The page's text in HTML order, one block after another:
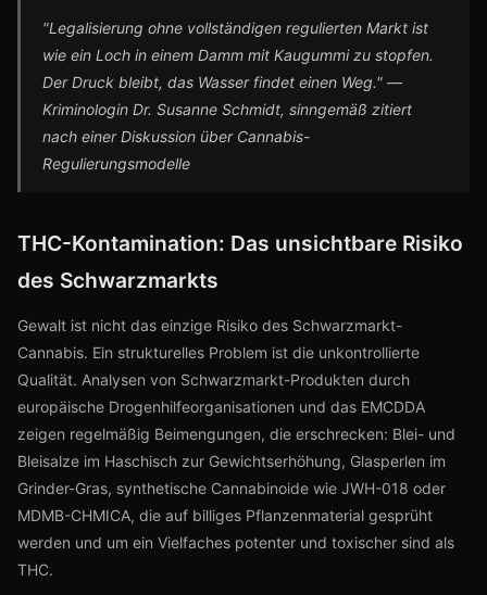
"Legalisierung ohne vollständigen regulierten Markt ist
wie ein Loch in einem Damm mit Kaugummi zu stopfen.
Der Druck bleibt, das Wasser findet einen Weg." —
Kriminologin Dr. Susanne Schmidt, sinngemäß zitiert
nach einer Diskussion über Cannabis-
Regulierungsmodelle
THC-Kontamination: Das unsichtbare Risiko
des Schwarzmarkts
Gewalt ist nicht das einzige Risiko des Schwarzmarkt-
Cannabis. Ein strukturelles Problem ist die unkontrollierte
Qualität. Analysen von Schwarzmarkt-Produkten durch
europäische Drogenhilfeorganisationen und das EMCDDA
zeigen regelmäßig Beimengungen, die erschrecken: Blei- und
Bleisalze im Haschisch zur Gewichtserhöhung, Glasperlen im
Grinder-Gras, synthetische Cannabinoide wie JWH-018 oder
MDMB-CHMICA, die auf billiges Pflanzenmaterial gesprüht
werden und um ein Vielfaches potenter und toxischer sind als
THC.